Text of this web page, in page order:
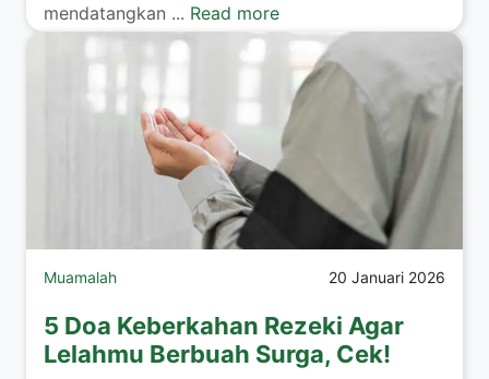
mendatangkan ... Read more
Muamalah 20 Januari 2026
5 Doa Keberkahan Rezeki Agar
Lelahmu Berbuah Surga, Cek!